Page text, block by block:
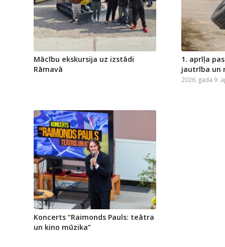
Mācību ekskursija uz izstādi
Rāmavā
1. aprīļa
jautrība un
2026. gada 9.
Koncerts “Raimonds Pauls: teātra
un kino mūzika”